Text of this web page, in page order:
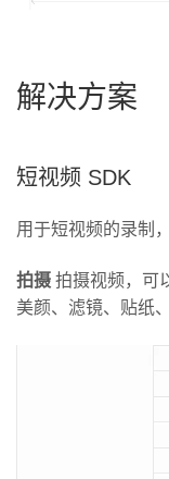
解决方案
短视频 SDK
用于短视频的录制
拍摄 拍摄视频，可
美颜、滤镜、贴纸